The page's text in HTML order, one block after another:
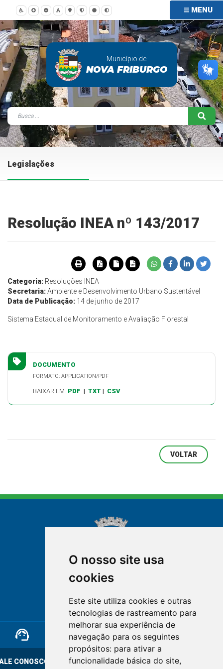
O nosso site usa
cookies
Este site utiliza cookies e outras
tecnologias de rastreamento para
melhorar sua experiência de
navegação para os seguintes
propósitos: para ativar a
funcionalidade básica do site,
MENU
Município de
NOVA FRIBURGO
Legislações
Resolução INEA nº 143/2017
Categoria: Resoluções INEA
Secretaria:Ambiente e Desenvolvimento Urbano Sustentável
Data de Publicação: 14 de junho de 2017
Sistema Estadual de Monitoramento e Avaliação Florestal
DOCUMENTO
FORMATO: APPLICATION/PDF
BAIXAR EM: PDF | TXT | CSV
VOLTAR
NOVA FRIBURGO
RIO DE JANEIRO
support_agent
CONOSCO
mail
OUVIDORIA